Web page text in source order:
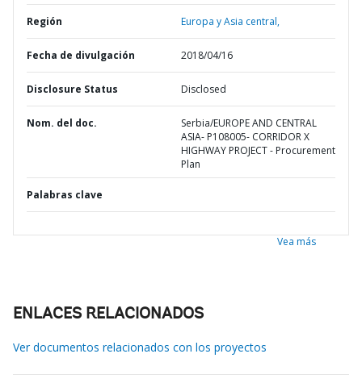
Región Europa y Asia central,
Fecha de divulgación 2018/04/16
Disclosure Status Disclosed
Nom. del doc.
Serbia/EUROPE AND CENTRAL
ASIA- P108005- CORRIDOR X
HIGHWAY PROJECT - Procurement
Plan
Palabras clave
Vea más
ENLACES RELACIONADOS
Ver documentos relacionados con los proyectos